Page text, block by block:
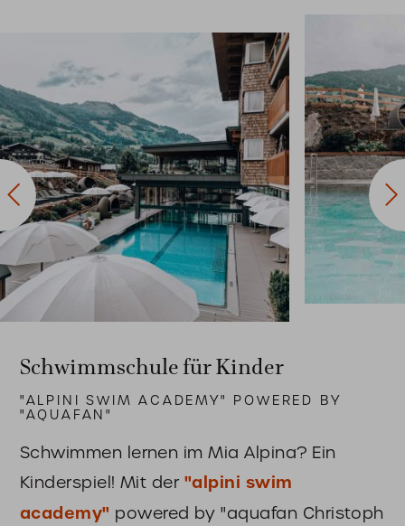
Schwimmschule für Kinder
"ALPINI SWIM ACADEMY" POWERED BY
"AQUAFAN"
Schwimmen lernen im Mia Alpina? Ein
Kinderspiel! Mit der "alpini swim
academy" powered by "aquafan Christoph